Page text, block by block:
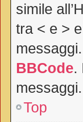
simile
tra < e >
BBCode.
messaggi.
Top